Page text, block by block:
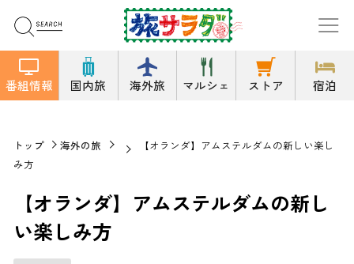
番組情報 国内旅 海外旅 マルシェ ストア 宿泊
トップ 海外の旅
【オランダ】アムステルダムの新しい楽し
み方
【オランダ】アムステルダムの新し
い楽しみ方